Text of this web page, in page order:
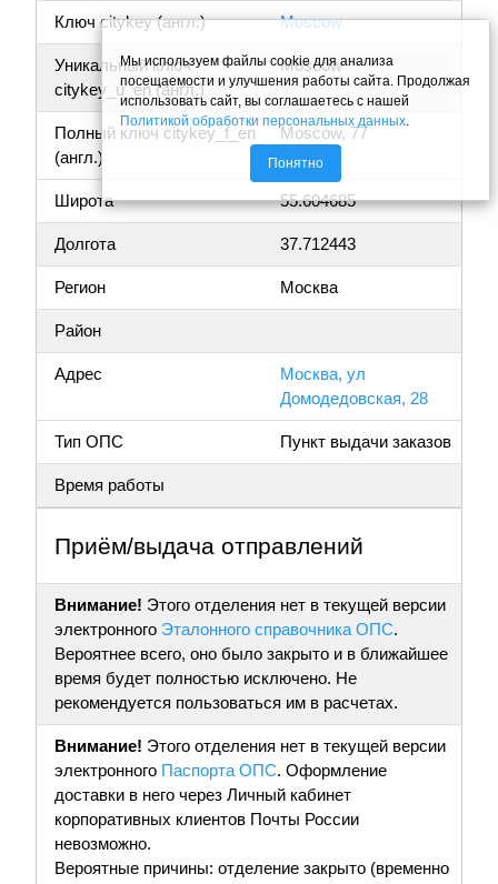
Ключ citykey (англ.) Moscow
Уникальный ключ
citykey_u_en (англ.)
Moscow
Полный ключ citykey_f_en
(англ.)
Moscow, 77
Широта 55.604685
Долгота 37.712443
Регион Москва
Район
Адрес
Москва, ул
Домодедовская, 28
Тип ОПС Пункт выдачи заказов
Время работы
Приём/выдача отправлений
Внимание! Этого отделения нет в текущей версии
электронного Эталонного справочника ОПС.
Вероятнее всего, оно было закрыто и в ближайшее
время будет полностью исключено. Не
рекомендуется пользоваться им в расчетах.
Внимание! Этого отделения нет в текущей версии
электронного Паспорта ОПС. Оформление
доставки в него через Личный кабинет
корпоративных клиентов Почты России
невозможно.
Вероятные причины: отделение закрыто (временно
Мы используем файлы cookie для анализа
посещаемости и улучшения работы сайта. Продолжая
использовать сайт, вы соглашаетесь с нашей
Политикой обработки персональных данных
Понятно